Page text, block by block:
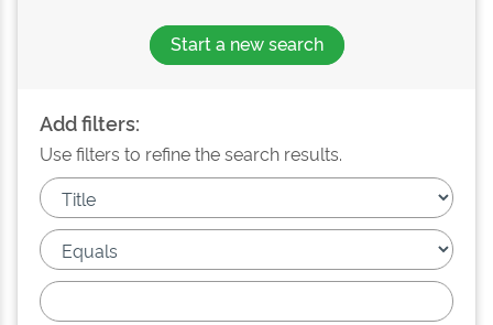
Start a new search
Add filters:
Use filters to refine the search results.